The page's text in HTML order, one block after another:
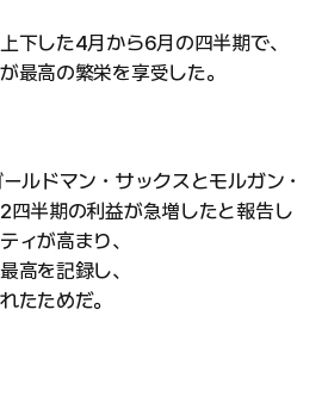
下した4月から6月の四半期で、
最高の繁栄を享受した。
ルドマン・サックスとモルガン・
四半期の利益が急増したと報告し
ィが高まり、
高を記録し、
たためだ。